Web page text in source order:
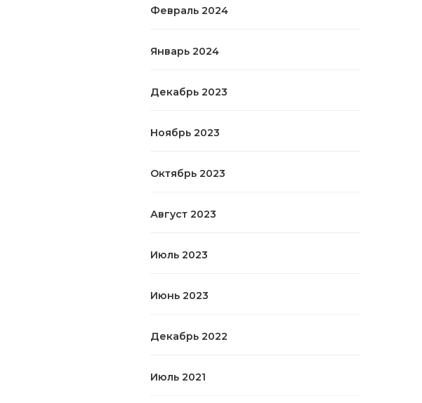
Февраль 2024
Январь 2024
Декабрь 2023
Ноябрь 2023
Октябрь 2023
Август 2023
Июль 2023
Июнь 2023
Декабрь 2022
Июль 2021